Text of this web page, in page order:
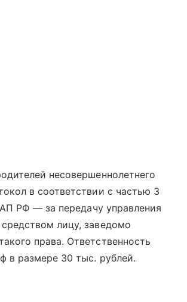
несовершеннолетнего
в соответствии с частью 3
РФ — за передачу управления
лицу, заведомо
права. Ответственность
в размере 30 тыс. рублей.